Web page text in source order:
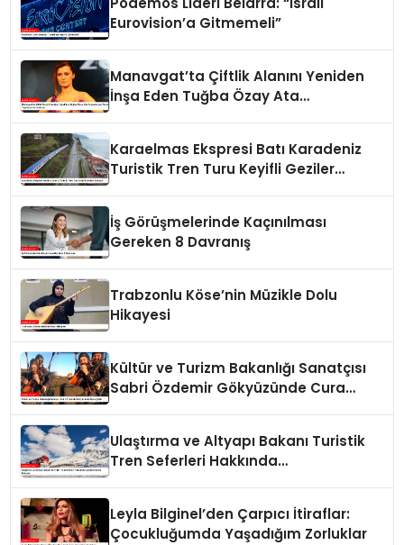
Eurovision’a Gitmemeli”
Manavgat’ta Çiftlik Alanını Yeniden
İnşa Eden Tuğba Özay Ata
Karaelmas Ekspresi Batı Karadeniz
Turistik Tren Turu Keyifli Geziler
İş Görüşmelerinde Kaçınılması
Gereken 8 Davranış
Trabzonlu Köse’nin Müzikle Dolu
Hikayesi
Kültür ve Turizm Bakanlığı Sanatçısı
Sabri Özdemir Gökyüzünde Cura
Ulaştırma ve Altyapı Bakanı Turistik
Tren Seferleri Hakkında
Leyla Bilginel’den Çarpıcı İtiraflar:
Çocukluğumda Yaşadığım Zorluklar